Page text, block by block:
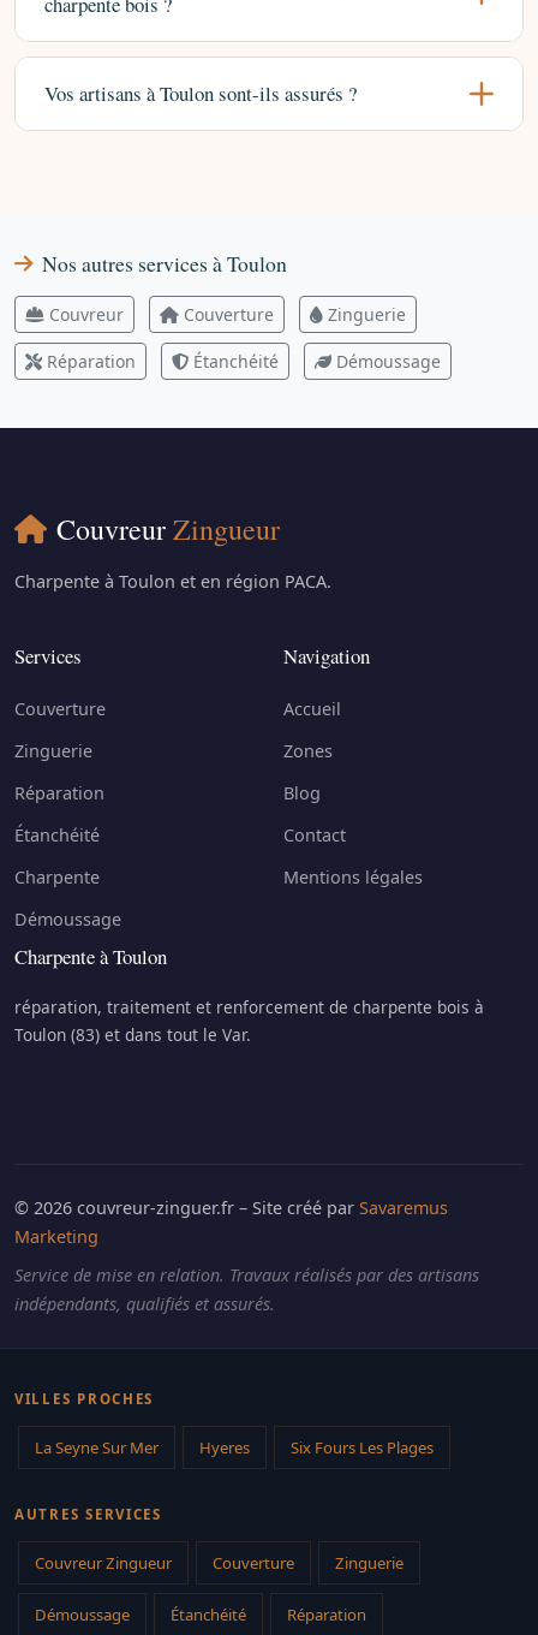
Vos artisans à Toulon sont-ils assurés ?
Nos autres services à Toulon
Couvreur Couverture Zinguerie
Réparation Étanchéité Démoussage
CouvreurZingueur
Charpente à Toulon et en région PACA.
Services
Couverture
Zinguerie
Réparation
Étanchéité
Charpente
Démoussage
Navigation
Accueil
Zones
Blog
Contact
Mentions légales
Charpente à Toulon
réparation, traitement et renforcement de charpente bois à
Toulon (83) et dans tout le Var.
© 2026 couvreur-zinguer.fr – Site créé par Savaremus
Marketing
Service de mise en relation. Travaux réalisés par des artisans
indépendants, qualifiés et assurés.
VILLES PROCHES
La Seyne Sur Mer Hyeres Six Fours Les Plages
AUTRES SERVICES
Couvreur Zingueur Couverture Zinguerie
Démoussage Étanchéité Réparation